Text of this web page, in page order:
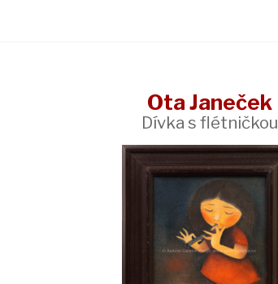
Ota Janeček
Dívka s flétničkou